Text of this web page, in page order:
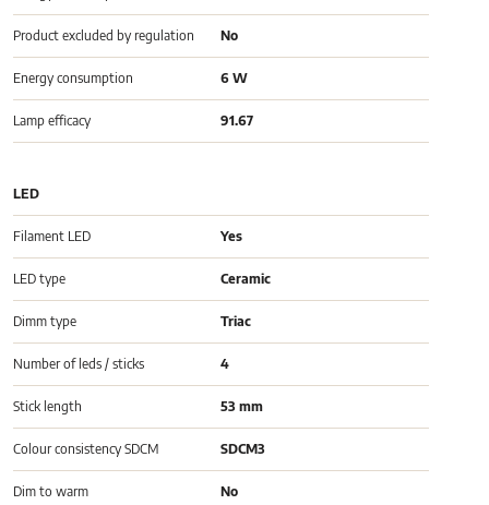
Product excluded by regulation No
Energy consumption 6 W
Lamp efficacy 91.67
LED
Filament LED Yes
LED type Ceramic
Dimm type Triac
Number of leds / sticks 4
Stick length 53 mm
Colour consistency SDCM SDCM3
Dim to warm No